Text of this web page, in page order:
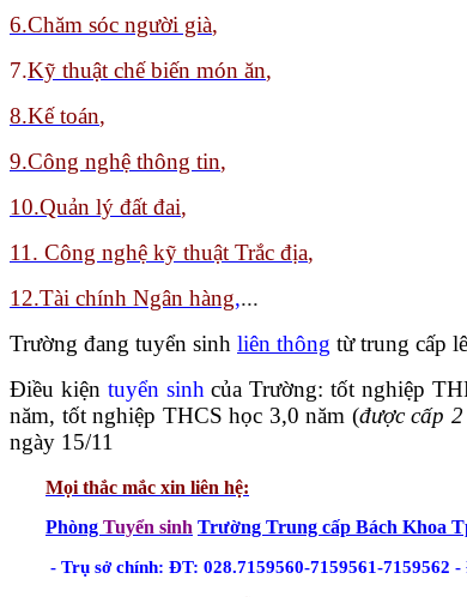
6.Chăm sóc người già,
7.Kỹ thuật chế biến món ăn,
8.Kế toán,
9.Công nghệ thông tin,
10.Quản lý đất đai,
11. Công nghệ kỹ thuật Trắc địa,
12.Tài chính Ngân hàng,...
Trường đang tuyển sinh liên thông từ trung cấp
Điều kiện tuyển sinhcủa Trường: tốt nghiệp
năm, tốt nghiệp THCS học 3,0 năm (được cấp
ngày 15/11
Mọi thắc mắc xin liên hệ:
Phòng Tuyển sinh Trường Trung cấp Bách Khoa
- Trụ sở chính: ĐT: 028.7159560-7159561-7159562